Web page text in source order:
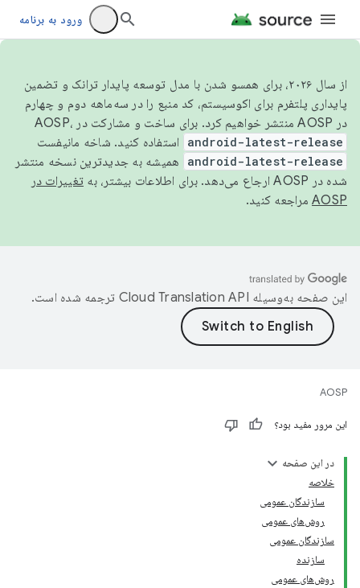
ورود به برنامه
از سال ۲۰۲۶، برای همسو شدن با مدل توسعه پایدار ترانک و تضمین
پایداری پلتفرم برای اکوسیستم، کد منبع را در سه‌ماهه دوم و چهارم
در AOSP منتشر خواهیم کرد. برای ساخت و مشارکت در AOSP،
android-latest-release استفاده کنید. شاخه مانیفست
android-latest-release
همیشه به جدیدترین نسخه منتشر
شده در AOSP ارجاع می‌دهد. برای اطلاعات بیشتر، به
تغییرات در
AOSP مراجعه کنید.
این صفحه به‌وسیله ترجمه شده است.
AOSP
این مرور مفید بود؟
در این صفحه
خلاصه
سازندگان عمومی
روش‌های عمومی
سازندگان عمومی
سازنده
روش‌های عمومی